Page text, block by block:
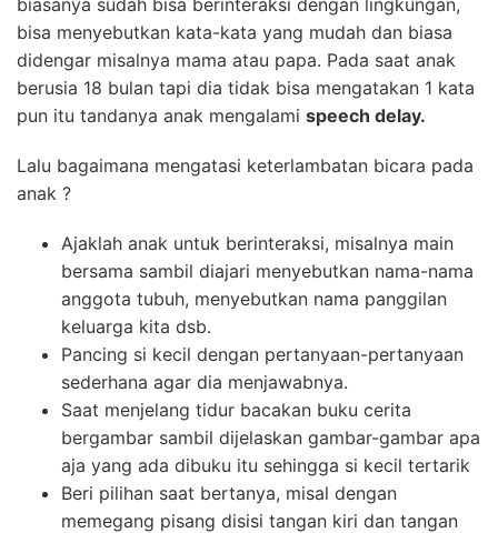
biasanya sudah bisa berinteraksi dengan lingkungan,
bisa menyebutkan kata-kata yang mudah dan biasa
didengar misalnya mama atau papa. Pada saat anak
berusia 18 bulan tapi dia tidak bisa mengatakan 1 kata
pun itu tandanya anak mengalami speech delay.
Lalu bagaimana mengatasi keterlambatan bicara pada
anak ?
Ajaklah anak untuk berinteraksi, misalnya main
bersama sambil diajari menyebutkan nama-nama
anggota tubuh, menyebutkan nama panggilan
keluarga kita dsb.
Pancing si kecil dengan pertanyaan-pertanyaan
sederhana agar dia menjawabnya.
Saat menjelang tidur bacakan buku cerita
bergambar sambil dijelaskan gambar-gambar apa
aja yang ada dibuku itu sehingga si kecil tertarik
Beri pilihan saat bertanya, misal dengan
memegang pisang disisi tangan kiri dan tangan